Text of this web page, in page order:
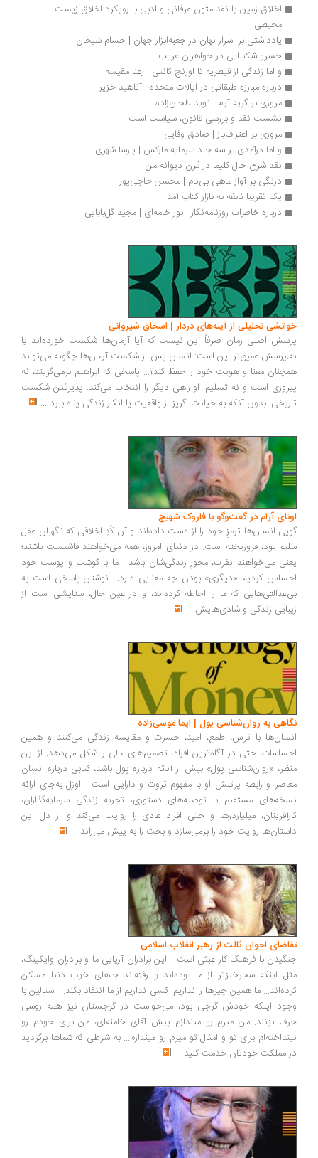
محیطی
یادداشتی بر اسرار نهان در جعبه‌ابزار جهان | حسام شیخان
خسرو شکیبایی در خواهران غریب
و اما زندگی از قیطریه تا اورنج کانتی | رعنا مقیسه
درباره مبارزه طبقاتی در ایالات متحده | آناهید خزیر
مروری بر گریه آرام | نوید طحان‌زاده
نشست نقد و بررسی قانون، سیاست است
مروری بر اعتراف‌باز | صادق وفایی
و اما درآمدی بر سه جلد سرمایه مارکس | پارسا شهری
نقد شرح حال کلیما در قرن دیوانه من
درنگی بر آواز ماهی بی‌نام | محسن حاجی‌پور
یک تقریبا نابغه به بازار کتاب آمد
درباره خاطرات روزنامه‌نگار: انور خامه‌ای | مجید گل‌بابایی
تحلیلی از آینه‌های دردار | اسحاق شیروانی
اصلی رمان صرفاً این نیست که آیا آرمان‌ها شکست خورده‌اند یا
عمیق‌تر این است: انسان پس از شکست آرمان‌ها چگونه می‌تواند
معنا و هویت خود را حفظ کند؟... پاسخی که ابراهیم برمی‌گزیند، نه
است و نه تسلیم. او راهی دیگر را انتخاب می‌کند: پذیرفتن شکست
بدون آنکه به خیانت، گریز از واقعیت یا انکار زندگی پناه ببرد...
آرام در گفت‌وگو با فاروک شهیچ‭
انسان‌ها ترمزِ خود را از دست داده‌اند و آن کُدِ اخلاقی که نگهبان عقل
بود، فروریخته است. در دنیای امروز، همه می‌خواهند فاشیست باشند؛
می‌خواهند نفرت، محورِ زندگی‌شان باشد... ما با گوشت و پوست خود
کردیم «دیگری» بودن چه معنایی دارد... نوشتن پاسخی است به
که ما را احاطه کرده‌اند، و در عین حال، ستایشی است از
زندگی و شادی‌هایش...
به روان‌شناسی پول | ایما موسی‌زاده
با ترس، طمع، امید، حسرت و مقایسه زندگی می‌کنند و همین
حتی در آگاه‌ترین افراد، تصمیم‌های مالی را شکل می‌دهد. از این
«روان‌شناسی پول» بیش از آنکه درباره پول باشد، کتابی درباره انسان
و رابطه پرتنش او با مفهوم ثروت و دارایی است... اوزل به‌جای ارائه
مستقیم یا توصیه‌های دستوری، تجربه زندگی سرمایه‌گذاران،
میلیاردرها و حتی افراد عادی را روایت می‌کند و از دل این
روایت خود را برمی‌سازد و بحث را به پیش می‌راند...
اخوان ثالث از رهبر انقلاب اسلامی
با فرهنگ کار عبثی است... این برادران آریایی ما و برادران وایکینگ،
اینکه سحرخیزتر از ما بوده‌اند و رفته‌اند جاهای خوب دنیا مسکن
ما همین چیزها را نداریم. کسی نداریم از ما انتقاد بکند... استالین با
اینکه خودش گرجی بود، می‌خواست در گرجستان نیز همه روسی
بزنند...من میرم رو میندازم پیش آقای خامنه‌ای، من برای خودم رو
برای تو و امثال تو میرم رو میندازم... به شرطی که شماها برگردید
مملکت خودتان خدمت کنید...